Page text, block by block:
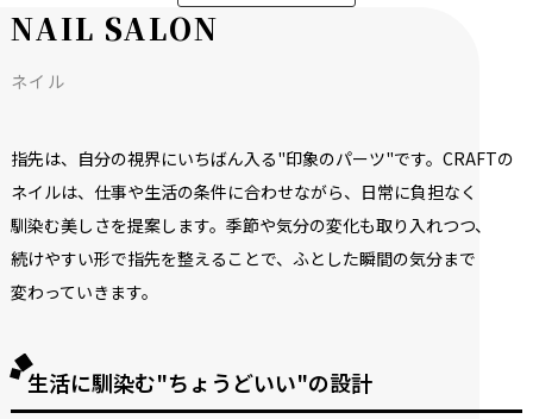
NAIL SALON
ネイル
指先は、 自分の視界にいちばん入る"印象のパーツ"です。 CRAFTの
ネイルは、 仕事や生活の条件に合わせながら、 日常に負担なく
馴染む美しさを提案します。 季節や気分の変化も取り入れつつ、
続けやすい形で指先を整える ことで、 ふと した瞬間の気分まで
変わっていきます。
生活に馴染む"ちょうどいい"の設計